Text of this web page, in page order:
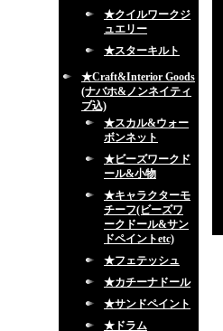
★クイルワークジ
ュエリー
★スターキルト
★Craft&Interior Goods
(ナバホ&ノンネイティ
ブ込)
★スカル&ウォー
ボンネット
★ビーズワークド
ール&小物
★キャラクターモ
チーフ(ビーズワ
ークドール&サン
ドペイントetc)
★フェテッシュ
★カチーナドール
★サンドペイント
★ドラム